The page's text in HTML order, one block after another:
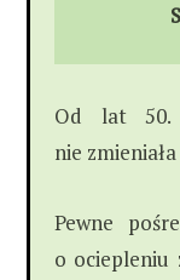
Od lat 50.
nie
Pewne
o ociepleniu